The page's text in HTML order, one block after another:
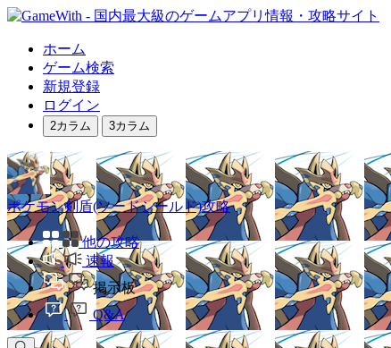
ホーム
ゲーム検索
新規登録
ログイン
2カラム 3カラム
ポケモン剣盾(ソードシールド)攻略
他の攻略
速報
掲示板
Q&A